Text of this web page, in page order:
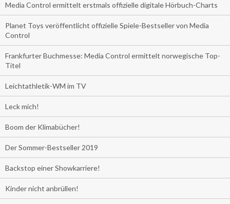
Media Control ermittelt erstmals offizielle digitale Hörbuch-Charts
Planet Toys veröffentlicht offizielle Spiele-Bestseller von Media
Control
Frankfurter Buchmesse: Media Control ermittelt norwegische Top-
Titel
Leichtathletik-WM im TV
Leck mich!
Boom der Klimabücher!
Der Sommer-Bestseller 2019
Backstop einer Showkarriere!
Kinder nicht anbrüllen!